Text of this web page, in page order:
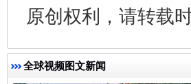
原创权利，请转载
全球视频图文新闻
千年窑火 生生不息